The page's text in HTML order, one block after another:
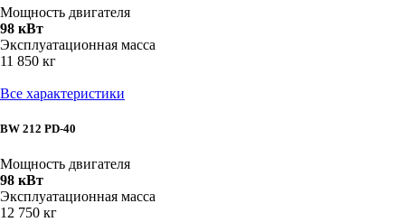
Мощность двигателя
98 кВт
Эксплуатационная масса
11 850 кг
Все характеристики
BW 212 PD-40
Мощность двигателя
98 кВт
Эксплуатационная масса
12 750 кг